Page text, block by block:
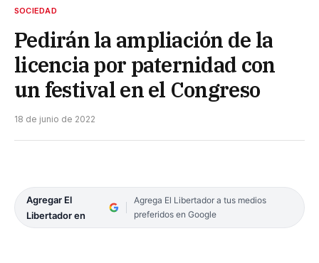
SOCIEDAD
Pedirán la ampliación de la
licencia por paternidad con
un festival en el Congreso
18 de junio de 2022
Agregar El
Libertador en
Agrega El Libertador a tus medios
preferidos en Google